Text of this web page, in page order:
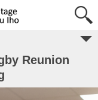
Reunion